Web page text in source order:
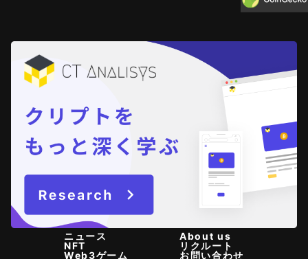
ニュース
NFT
Web3ゲーム
About us
リクルート
お問い合わせ